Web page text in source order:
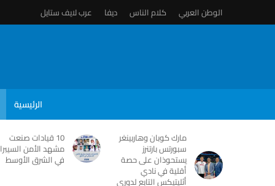
الوطن العربي كلام الناس ديفا عرب لايف ستايل
الرئيسية
مارك كوبان وهاربينغر
سبورتس بارتنرز
يستحوذان على حصة
أقلية في نادي
أثليتيكس التابع لدوري
10 قيادات صنعت
مشهد الأمن
في الشرق الأوسط